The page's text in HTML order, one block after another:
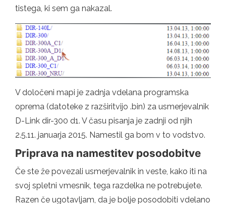
tistega, ki sem ga nakazal.
V določeni mapi je zadnja vdelana programska
oprema (datoteke z razširitvijo .bin) za usmerjevalnik
D-Link dir-300 d1. V času pisanja je zadnji od njih
2.5.11. januarja 2015. Namestil ga bom v to vodstvo.
Priprava na namestitev posodobitve
Če ste že povezali usmerjevalnik in veste, kako iti na
svoj spletni vmesnik, tega razdelka ne potrebujete.
Razen če ugotavljam, da je bolje posodobiti vdelano